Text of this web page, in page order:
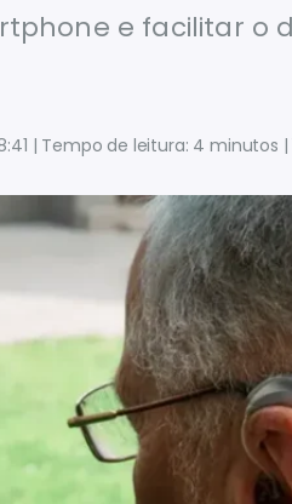
e facilitar o
Tempo de leitura: 4 minutos